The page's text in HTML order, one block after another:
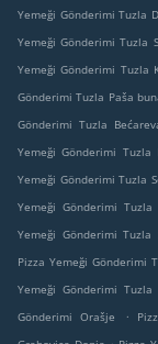
Yemeği Gönderimi Tuzla
Yemeği Gönderimi Tuzla
Yemeği Gönderimi Tuzla
Gönderimi Tuzla Paša
Gönderimi Tuzla
Yemeği Gönderimi Tuzla
Yemeği Gönderimi Tuzla
Yemeği Gönderimi Tuzla
Yemeği Gönderimi Tuzla
Pizza Yemeği Gönderimi
Yemeği Gönderimi Tuzla
Gönderimi Orašje
.